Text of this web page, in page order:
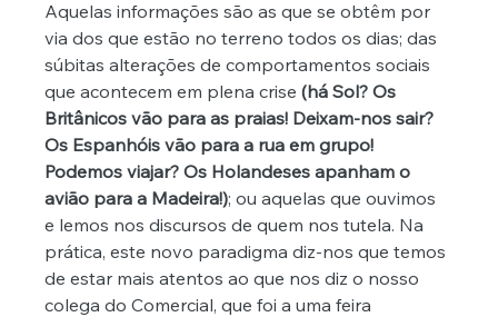
Aquelas informações são as que se obtêm por
via dos que estão no terreno todos os dias; das
súbitas alterações de comportamentos sociais
que acontecem em plena crise (há Sol? Os
Britânicos vão para as praias! Deixam-nos sair?
Os Espanhóis vão para a rua em grupo!
Podemos viajar? Os Holandeses apanham o
avião para a Madeira!); ou aquelas que ouvimos
e lemos nos discursos de quem nos tutela. Na
prática, este novo paradigma diz-nos que temos
de estar mais atentos ao que nos diz o nosso
colega do Comercial, que foi a uma feira